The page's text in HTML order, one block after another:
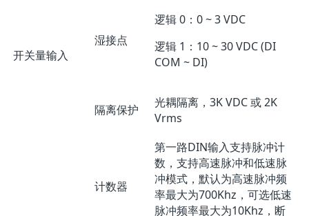
开关量输入
湿接点
逻辑 0：0 ~ 3 VDC
逻辑 1：10 ~ 30 VDC (DI
COM ~ DI)
隔离保护
光耦隔离，3K VDC 或 2K
Vrms
计数器
第一路DIN输入支持脉冲计
数，支持高速脉冲和低速脉
冲模式，默认为高速脉冲频
率最大为700Khz，可选低速
脉冲频率最大为10Khz，断